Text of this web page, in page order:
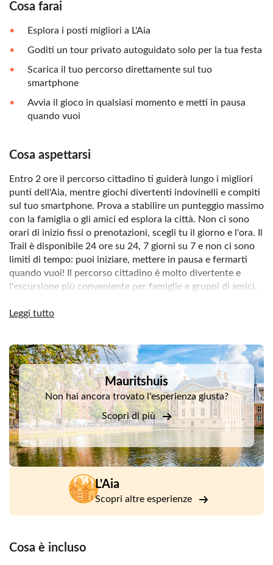
Cosa farai
Esplora i posti migliori a L'Aia
Goditi un tour privato autoguidato solo per la tua festa
Scarica il tuo percorso direttamente sul tuo
smartphone
Avvia il gioco in qualsiasi momento e metti in pausa
quando vuoi
Cosa aspettarsi
Entro 2 ore il percorso cittadino ti guiderà lungo i migliori
punti dell'Aia, mentre giochi divertenti indovinelli e compiti
sul tuo smartphone. Prova a stabilire un punteggio massimo
con la famiglia o gli amici ed esplora la città. Non ci sono
orari di inizio fissi o prenotazioni, scegli tu il giorno e l'ora. Il
Trail è disponibile 24 ore su 24, 7 giorni su 7 e non ci sono
limiti di tempo: puoi iniziare, mettere in pausa e fermarti
quando vuoi! Il percorso cittadino è molto divertente e
l'escursione più conveniente per famiglie e gruppi di amici.
Durante questo percorso vedrai i punti salienti di L'Aia,
altro.
Come funziona?
Con la tua prenotazione, riceverai una e-mail con le
istruzioni su come giocare il sentiero sul tuo smartphone.
Una volta al punto di partenza, inizi la tua ricerca attraverso
la città, è così facile!
Leggi tutto
DSA1Mauritshuis
Mauritshuis
Non hai ancora trovato l'esperienza giusta?
Scopri di più
L'Aia
Scopri altre esperienze
Cosa è incluso